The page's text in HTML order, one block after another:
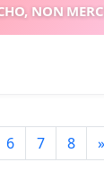
NON
6 7 8 »